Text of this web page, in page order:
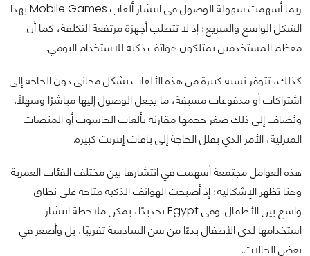
ربما أسهمت سهولة الوصول في انتشار ألعاب Mobile Games بهذا
الشكل الواسع والسريع؛ إذ لا تتطلب أجهزة مرتفعة التكلفة، كما أن
معظم المستخدمين يمتلكون هواتف ذكية للاستخدام اليومي.
كذلك، تتوفر نسبة كبيرة من هذه الألعاب بشكل مجاني دون الحاجة إلى
اشتراكات أو مدفوعات مسبقة، ما يجعل الوصول إليها مباشرًا وسهلًا.
ويُضاف إلى ذلك صغر حجمها مقارنة بألعاب الحاسوب أو المنصات
المنزلية، الأمر الذي يقلل الحاجة إلى باقات إنترنت كبيرة.
هذه العوامل مجتمعة أسهمت في انتشارها بين مختلف الفئات العمرية.
وهنا تظهر الإشكالية؛ إذ أصبحت الهواتف الذكية متاحة على نطاق
واسع بين الأطفال. وفي Egypt تحديدًا، يمكن ملاحظة انتشار
استخدامها لدى الأطفال بدءًا من سن السادسة تقريبًا، بل وأصغر في
بعض الحالات.